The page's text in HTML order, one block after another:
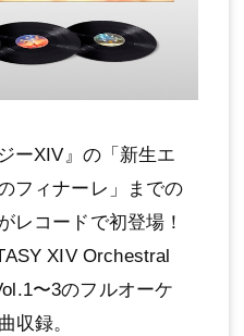
ーXIV』の「新生エ
フィナーレ」までの
レコードで初登場！
XIV Orchestral
〜3のフルオーケ
収録。